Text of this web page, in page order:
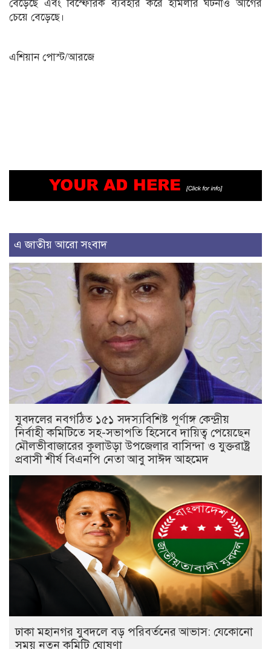
বেড়েছে এবং বিস্ফোরক ব্যবহার করে হামলার ঘটনাও আগের
চেয়ে বেড়েছে।
এশিয়ান পোস্ট/আরজে
এ জাতীয় আরো সংবাদ
যুবদলের নবগঠিত ১৫১ সদস্যবিশিষ্ট পূর্ণাঙ্গ কেন্দ্রীয়
নির্বাহী কমিটিতে সহ-সভাপতি হিসেবে দায়িত্ব পেয়েছেন
মৌলভীবাজারের কুলাউড়া উপজেলার বাসিন্দা ও যুক্তরাষ্ট্র
প্রবাসী শীর্ষ বিএনপি নেতা আবু সাঈদ আহমেদ
ঢাকা মহানগর যুবদলে বড় পরিবর্তনের আভাস: যেকোনো
সময় নতুন কমিটি ঘোষণা